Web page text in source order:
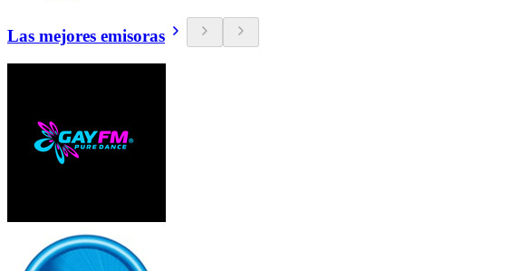
Las mejores emisoras